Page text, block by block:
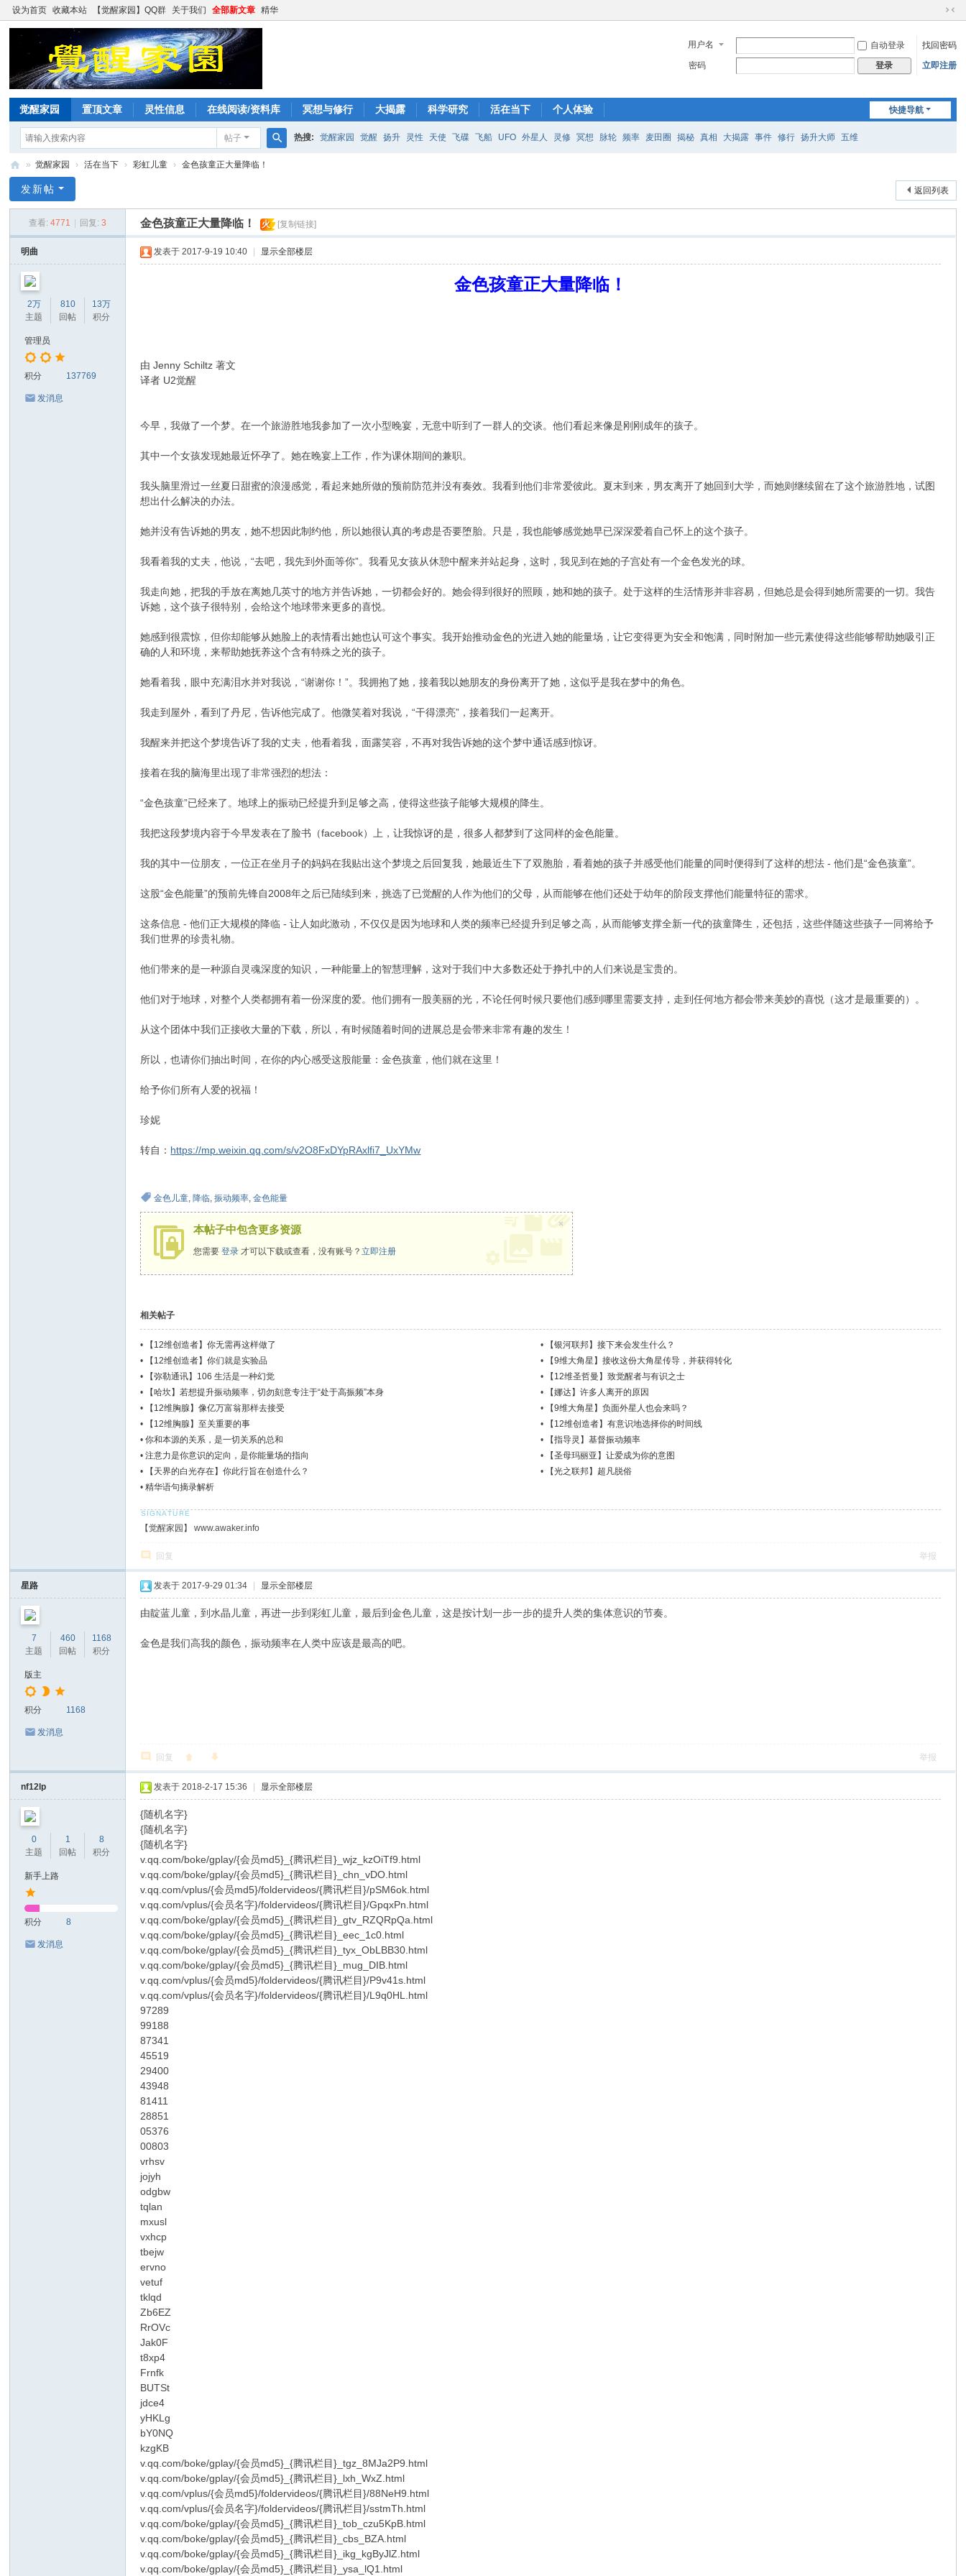
设为首页 收藏本站 【觉醒家园】QQ群 关于我们 全部新文章 精华
切
到
窄
用户名 自动登录
找回密码
密码
登录 立即注册
快捷导航
觉醒家园 置顶文章 灵性信息 在线阅读/资料库 冥想与修行 大揭露 科学研究 活在当下 个人体验
帖子 热搜: 觉醒家园 觉醒 扬升 灵性 天使 飞碟 飞船 UFO 外星人 灵修 冥想 脉轮 频率 麦田圈 揭秘 真相 大揭露 事件 修行 扬升大师 五维
醒
园
» 觉醒家园 › 活在当下 › 彩虹儿童 › 金色孩童正大量降临！
返回列表
发新帖
查看: 4771 回复: 3 金色孩童正大量降临！ 火 [复制链接]
明曲
2万
主题
810
回帖
13万
积分
管理员
积分 137769
发消息
发表于 2017-9-19 10:40 显示全部楼层
金色孩童正大量降临！
由 Jenny Schiltz 著文
译者 U2觉醒
今早，我做了一个梦。在一个旅游胜地我参加了一次小型晚宴，无意中听到了一群人的交谈。他们看起来像是刚刚成年的孩子。
其中一个女孩发现她最近怀孕了。她在晚宴上工作，作为课休期间的兼职。
我头脑里滑过一丝夏日甜蜜的浪漫感觉，看起来她所做的预前防范并没有奏效。我看到他们非常爱彼此。夏末到来，男友离开了她回到大学，而她则继续留在了这个旅游胜地，试图
想出什么解决的办法。
她并没有告诉她的男友，她不想因此制约他，所以她很认真的考虑是否要堕胎。只是，我也能够感觉她早已深深爱着自己怀上的这个孩子。
我看着我的丈夫，他说，“去吧，我先到外面等你”。我看见女孩从休憩中醒来并站起身，这时，我见到在她的子宫处有一个金色发光的球。
我走向她，把我的手放在离她几英寸的地方并告诉她，一切都会好的。她会得到很好的照顾，她和她的孩子。处于这样的生活情形并非容易，但她总是会得到她所需要的一切。我告
诉她，这个孩子很特别，会给这个地球带来更多的喜悦。
她感到很震惊，但你却能够从她脸上的表情看出她也认可这个事实。我开始推动金色的光进入她的能量场，让它变得更为安全和饱满，同时附加一些元素使得这些能够帮助她吸引正
确的人和环境，来帮助她抚养这个含有特殊之光的孩子。
她看着我，眼中充满泪水并对我说，“谢谢你！”。我拥抱了她，接着我以她朋友的身份离开了她，这似乎是我在梦中的角色。
我走到屋外，看到了丹尼，告诉他完成了。他微笑着对我说，“干得漂亮”，接着我们一起离开。
我醒来并把这个梦境告诉了我的丈夫，他看着我，面露笑容，不再对我告诉她的这个梦中通话感到惊讶。
接着在我的脑海里出现了非常强烈的想法：
“金色孩童”已经来了。地球上的振动已经提升到足够之高，使得这些孩子能够大规模的降生。
我把这段梦境内容于今早发表在了脸书（facebook）上，让我惊讶的是，很多人都梦到了这同样的金色能量。
我的其中一位朋友，一位正在坐月子的妈妈在我贴出这个梦境之后回复我，她最近生下了双胞胎，看着她的孩子并感受他们能量的同时便得到了这样的想法 - 他们是“金色孩童”。
这股“金色能量”的预前先锋自2008年之后已陆续到来，挑选了已觉醒的人作为他们的父母，从而能够在他们还处于幼年的阶段支撑他们能量特征的需求。
这条信息 - 他们正大规模的降临 - 让人如此激动，不仅仅是因为地球和人类的频率已经提升到足够之高，从而能够支撑全新一代的孩童降生，还包括，这些伴随这些孩子一同将给予
我们世界的珍贵礼物。
他们带来的是一种源自灵魂深度的知识，一种能量上的智慧理解，这对于我们中大多数还处于挣扎中的人们来说是宝贵的。
他们对于地球，对整个人类都拥有着一份深度的爱。他们拥有一股美丽的光，不论任何时候只要他们感到哪里需要支持，走到任何地方都会带来美妙的喜悦（这才是最重要的）。
从这个团体中我们正接收大量的下载，所以，有时候随着时间的进展总是会带来非常有趣的发生！
所以，也请你们抽出时间，在你的内心感受这股能量：金色孩童，他们就在这里！
给予你们所有人爱的祝福！
珍妮
转自： https://mp.weixin.qq.com/s/v2O8FxDYpRAxlfi7_UxYMw
金色儿童, 降临,振动频率,金色能量
本帖子中包含更多资源
您需要登录 才可以下载或查看，没有账号？立即注册
×
相关帖子
• 【12维创造者】你无需再这样做了 •
【银河联邦】接下来会发生什么？
•
【12维创造者】你们就是实验品 •
【9维大角星】接收这份大角星传导，并获得转化
•
【弥勒通讯】106 生活是一种幻觉 •
【12维圣哲曼】致觉醒者与有识之士
•
【哈坎】若想提升振动频率，切勿刻意专注于“处于高振频”本身 •
【娜达】许多人离开的原因
•
【12维胸腺】像亿万富翁那样去接受 •
【9维大角星】负面外星人也会来吗？
•
【12维胸腺】至关重要的事 •
【12维创造者】有意识地选择你的时间线
•你和本源的关系，是一切关系的总和 •
【指导灵】基督振动频率
•注意力是你意识的定向，是你能量场的指向 •
【圣母玛丽亚】让爱成为你的意图
•
【天界的白光存在】你此行旨在创造什么？ •
【光之联邦】超凡脱俗
•精华语句摘录解析
【觉醒家园】 www.awaker.info
回复 举报
星路
7
主题
460
回帖
1168
积分
版主
积分 1168
发消息
发表于 2017-9-29 01:34 显示全部楼层
由靛蓝儿童，到水晶儿童，再进一步到彩虹儿童，最后到金色儿童，这是按计划一步一步的提升人类的集体意识的节奏。
金色是我们高我的颜色，振动频率在人类中应该是最高的吧。
回复 举报
nf12lp
0
主题
1
回帖
8
积分
新手上路
积分 8
发消息
发表于 2018-2-17 15:36 显示全部楼层
{随机名字}
{随机名字}
{随机名字}
v.qq.com/boke/gplay/{会员md5}_{腾讯栏目}_wjz_kzOiTf9.html
v.qq.com/boke/gplay/{会员md5}_{腾讯栏目}_chn_vDO.html
v.qq.com/vplus/{会员md5}/foldervideos/{腾讯栏目}/pSM6ok.html
v.qq.com/vplus/{会员名字}/foldervideos/{腾讯栏目}/GpqxPn.html
v.qq.com/boke/gplay/{会员md5}_{腾讯栏目}_gtv_RZQRpQa.html
v.qq.com/boke/gplay/{会员md5}_{腾讯栏目}_eec_1c0.html
v.qq.com/boke/gplay/{会员md5}_{腾讯栏目}_tyx_ObLBB30.html
v.qq.com/boke/gplay/{会员md5}_{腾讯栏目}_mug_DIB.html
v.qq.com/vplus/{会员md5}/foldervideos/{腾讯栏目}/P9v41s.html
v.qq.com/vplus/{会员名字}/foldervideos/{腾讯栏目}/L9q0HL.html
97289
99188
87341
45519
29400
43948
81411
28851
05376
00803
vrhsv
jojyh
odgbw
tqlan
mxusl
vxhcp
tbejw
ervno
vetuf
tklqd
Zb6EZ
RrOVc
Jak0F
t8xp4
Frnfk
BUTSt
jdce4
yHKLg
bY0NQ
kzgKB
v.qq.com/boke/gplay/{会员md5}_{腾讯栏目}_tgz_8MJa2P9.html
v.qq.com/boke/gplay/{会员md5}_{腾讯栏目}_lxh_WxZ.html
v.qq.com/vplus/{会员md5}/foldervideos/{腾讯栏目}/88NeH9.html
v.qq.com/vplus/{会员名字}/foldervideos/{腾讯栏目}/sstmTh.html
v.qq.com/boke/gplay/{会员md5}_{腾讯栏目}_tob_czu5KpB.html
v.qq.com/boke/gplay/{会员md5}_{腾讯栏目}_cbs_BZA.html
v.qq.com/boke/gplay/{会员md5}_{腾讯栏目}_ikg_kgByJlZ.html
v.qq.com/boke/gplay/{会员md5}_{腾讯栏目}_ysa_lQ1.html